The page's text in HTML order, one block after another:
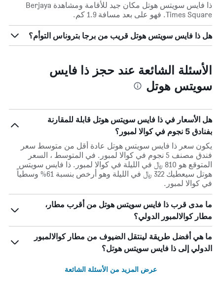
ذا فايس سويتس هوتل مكان جيد للأقامة ومشاهدة Berjaya
Times Square. فهو على بعد مسافة 1.9 كم.
هل ذا فايس سويتس هوتل قريب من برجا بتروناس التوأم؟
الأسئلة الشائعة عند حجز ذا فايس
سويتس هوتل
هل الأسعار في ذا فايس سويتس هوتل قابلة للمقارنة
بفنادق 5 نجوم في كوالا لمبور؟
يكون سعر ذا فايس سويتس هوتل عادة أقل من متوسط ​​سعر
فندق مصنف 5 نجوم في كوالا لمبور. في المتوسط ، السعر
المتوقع هو 810 ﷼ في الليلة في كوالا لمبور. ذا فايس سويتس
هوتل سيعطيك 322 ﷼ في الليلة وهو أرخص بنسبة 61% وسطياً
في كوالا لمبور.
ما مدى قرب ذا فايس سويتس هوتل من أقرب مطار،
مطار كوالالمبور الدولي؟
ما هي أفضل طريقة لينتقل الضيوف من مطار كوالالمبور
الدولي إلى ذا فايس سويتس هوتل؟
عرض المزيد من الأسئلة الشائعة